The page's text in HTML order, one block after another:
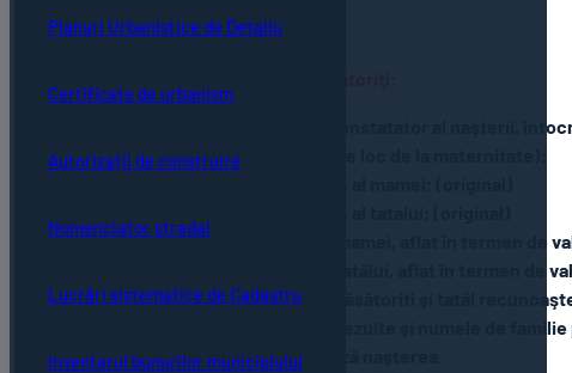
Planuri Urbanistice de Detaliu
Certificate de urbanism
Autorizații de construire
Nomenclator stradal
Lucrări sistematice de Cadastru
Inventarul bunurilor municipiului
certificatul medical constatator al naşterii,
medicului (se obţine pe loc de la maternitate);
actul de identitate al mamei, aflat în termen de
actul de identitate al tatălui, aflat în termen de
Dacă părintii nu sunt căsătoriti şi tatăl
naşterea, din care să rezulte şi numele de
civilă care înregistrează naşterea.